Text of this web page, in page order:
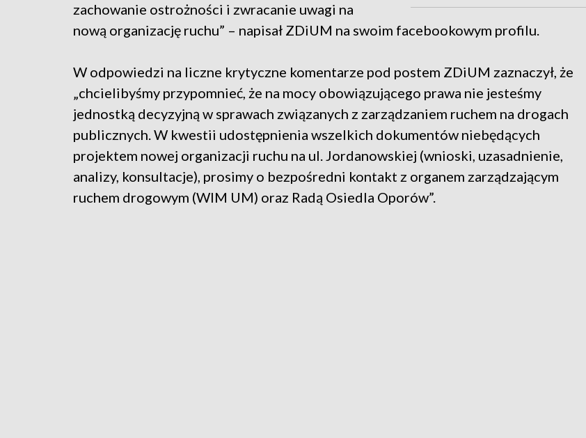
zachowanie ostrożności i zwracanie uwagi na
nową organizację ruchu” – napisał ZDiUM na swoim facebookowym profilu.
W odpowiedzi na liczne krytyczne komentarze pod postem ZDiUM zaznaczył, że
„chcielibyśmy przypomnieć, że na mocy obowiązującego prawa nie jesteśmy
jednostką decyzyjną w sprawach związanych z zarządzaniem ruchem na drogach
publicznych. W kwestii udostępnienia wszelkich dokumentów niebędących
projektem nowej organizacji ruchu na ul. Jordanowskiej (wnioski, uzasadnienie,
analizy, konsultacje), prosimy o bezpośredni kontakt z organem zarządzającym
ruchem drogowym (WIM UM) oraz Radą Osiedla Oporów”.